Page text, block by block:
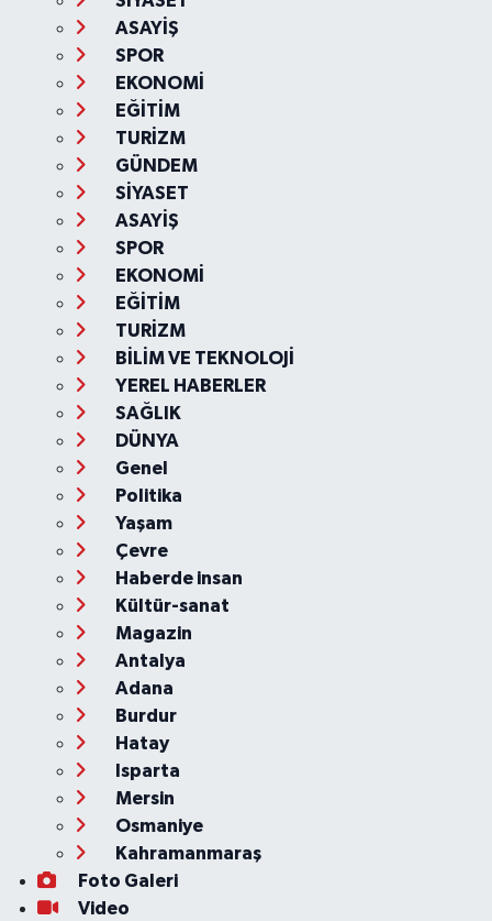
ASAYİŞ
SPOR
EKONOMİ
EĞİTİM
TURİZM
GÜNDEM
SİYASET
ASAYİŞ
SPOR
EKONOMİ
EĞİTİM
TURİZM
BİLİM VE TEKNOLOJİ
YEREL HABERLER
SAĞLIK
DÜNYA
Genel
Politika
Yaşam
Çevre
Haberde insan
Kültür-sanat
Magazin
Antalya
Adana
Burdur
Hatay
Isparta
Mersin
Osmaniye
Kahramanmaraş
Foto Galeri
Video